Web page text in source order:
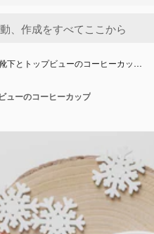
下とトップビューのコーヒーカッ…
ューのコーヒーカップ